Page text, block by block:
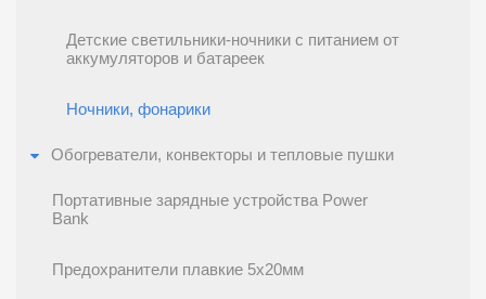
Детские светильники-ночники с питанием от
аккумуляторов и батареек
Ночники, фонарики
Обогреватели, конвекторы и тепловые пушки
Портативные зарядные устройства Power
Bank
Предохранители плавкие 5x20мм